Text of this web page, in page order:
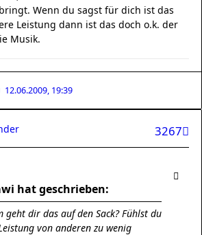
Wenn du sagst für dich ist das
Leistung dann ist das doch o.k. der
Musik.
12.06.2009, 19:39
3267
hat geschrieben:
geht dir das auf den Sack? Fühlst du
von anderen zu wenig